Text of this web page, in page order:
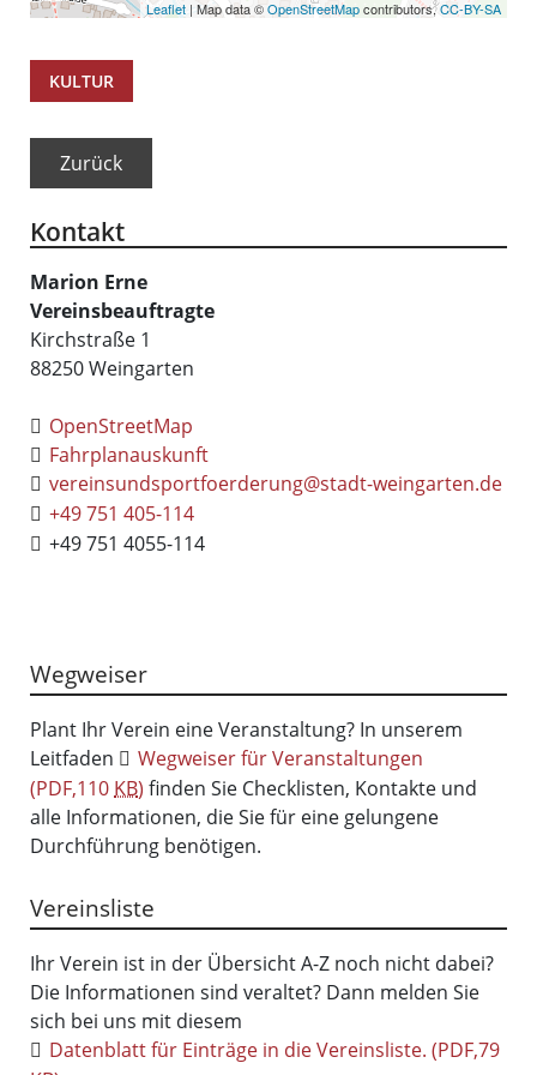
Leaflet | Map data ©OpenStreetMapcontributors,CC-BY-SA
KULTUR
Zurück
Kontakt
Marion Erne
Vereinsbeauftragte
Kirchstraße 1
88250Weingarten
OpenStreetMap
Fahrplanauskunft
vereinsundsportfoerderung@stadt-weingarten.de
+49 751 405-114
+49 751 4055-114
Wegweiser
Plant Ihr Verein eine Veranstaltung? In unserem
Leitfaden
Wegweiser für Veranstaltungen
(PDF,110 KB) finden Sie Checklisten, Kontakte und
alle Informationen, die Sie für eine gelungene
Durchführung benötigen.
Vereinsliste
Ihr Verein ist in der Übersicht A-Z noch nicht dabei?
Die Informationen sind veraltet? Dann melden Sie
sich bei uns mit diesem
Datenblatt für Einträge in die Vereinsliste. (PDF,79